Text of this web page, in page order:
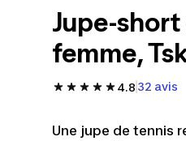
Jupe-
femme,
4.8 32 avis
Une jupe de tennis